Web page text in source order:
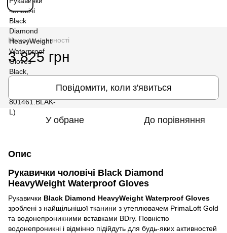
Немає в наявності
3 825 грн
Повідомити, коли з'явиться
У обране До порівняння
Опис
Рукавички чоловічі Black Diamond
HeavyWeight Waterproof Gloves
Рукавички Black Diamond HeavyWeight Waterproof Gloves
зроблені з найщільнішої тканини з утеплювачем PrimaLoft Gold
та водонепроникними вставками BDry. Повністю
водонепроникні і відмінно підійдуть для будь-яких активностей